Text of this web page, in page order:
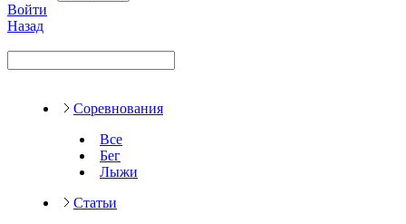
Войти
Назад
Соревнования
Все
Бег
Лыжи
Статьи